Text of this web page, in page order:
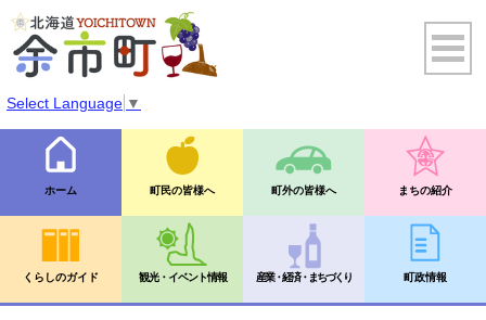
Select Language ▼
ホーム 町民の皆様へ 町外の皆様へ まちの紹介
くらしのガイド 観光・イベント情報 産業・経済・まちづくり 町政情報